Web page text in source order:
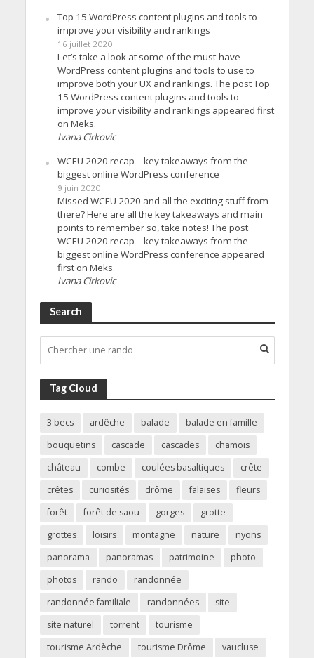
Top 15 WordPress content plugins and tools to
improve your visibility and rankings
16 juillet 2020
Let’s take a look at some of the must-have
WordPress content plugins and tools to use to
improve both your UX and rankings. The post Top
15 WordPress content plugins and tools to
improve your visibility and rankings appeared first
on Meks.
Ivana Cirkovic
WCEU 2020 recap – key takeaways from the
biggest online WordPress conference
9 juin 2020
Missed WCEU 2020 and all the exciting stuff from
there? Here are all the key takeaways and main
points to remember so, take notes! The post
WCEU 2020 recap – key takeaways from the
biggest online WordPress conference appeared
first on Meks.
Ivana Cirkovic
Search
Tag Cloud
3 becs ardêche balade
balade en famille
bouquetins
cascade cascades
chamois
château
combe coulées basaltiques
crête
crêtes
curiosités drôme falaises
fleurs
forêt
forêt de saou gorges
grotte
grottes
loisirs montagne nature
nyons
panorama
panoramas patrimoine
photo
photos
rando
randonnée
randonnée familiale
randonnées
site
site naturel
torrent
tourisme
tourisme Ardèche
tourisme Drôme
vaucluse